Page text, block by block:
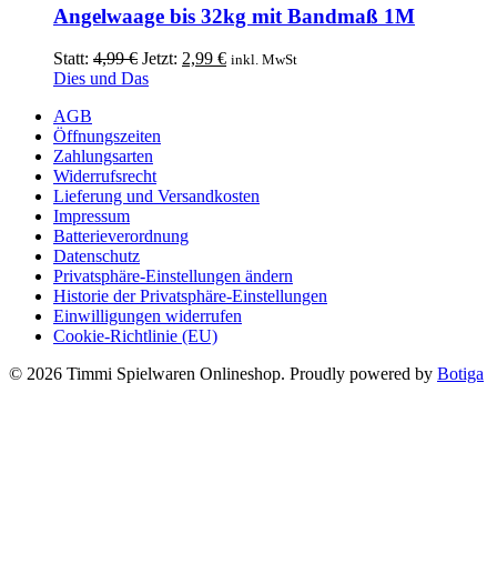
Angelwaage bis 32kg mit Bandmaß 1M
Statt: 4,99€ Ursprünglicher
Preis
Jetzt: 2,99 €Aktueller
inkl. MwSt
Dies und Das
AGB
Öffnungszeiten
Zahlungsarten
Widerrufsrecht
Lieferung und Versandkosten
Impressum
Batterieverordnung
Datenschutz
Privatsphäre-Einstellungen ändern
Historie der Privatsphäre-Einstellungen
Einwilligungen widerrufen
Cookie-Richtlinie (EU)
© 2026 Timmi Spielwaren Onlineshop. Proudly powered by Botiga